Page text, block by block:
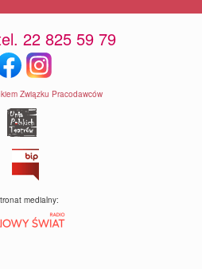
22 825 59 79
Związku Pracodawców
medialny: